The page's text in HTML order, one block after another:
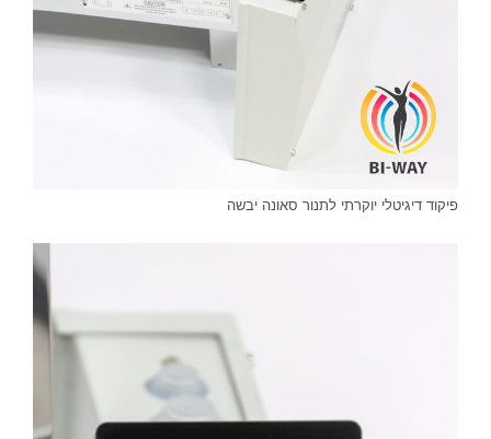
פיקוד דיגיטלי יוקרתי לתנור סאונה יבשה